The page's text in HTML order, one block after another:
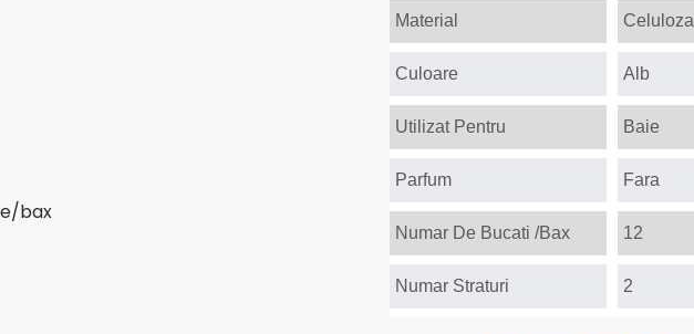
Material Celuloza
Culoare Alb
Utilizat Pentru Baie
Parfum Fara
Numar De Bucati /Bax 12
Numar Straturi 2